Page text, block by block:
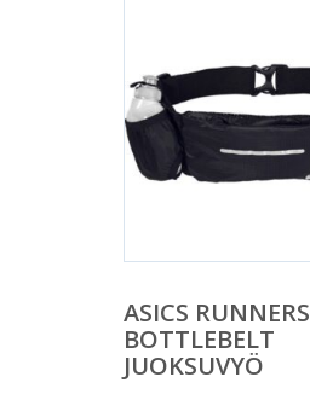
ASICS RUNNERS
BOTTLEBELT
JUOKSUVYÖ